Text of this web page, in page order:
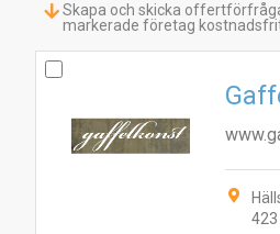
Skapa och skicka
markerade företag
423